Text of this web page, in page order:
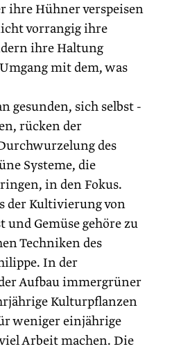
ihre Hühner verspeisen
vorrangig ihre
ihre Haltung
mit dem, was
gesunden, sich selbst
rücken der
des
Systeme, die
in den Fokus.
der Kultivierung von
und Gemüse gehöre zu
Techniken des
In der
Aufbau immergrüner
Kulturpflanzen
weniger einjährige
Arbeit machen. Die